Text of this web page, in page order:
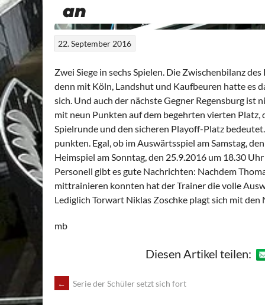
an
22. September 2016
Zwei Siege in sechs Spielen. Die Zwischenbilanz
denn mit Köln, Landshut und Kaufbeuren hatte es
sich. Und auch der nächste Gegner Regensburg
mit neun Punkten auf dem begehrten vierten
Spielrunde und den sicheren Playoff-Platz
punkten. Egal, ob im Auswärtsspiel am Samstag,
Heimspiel am Sonntag, den 25.9.2016 um 18.30 Uhr
Personell gibt es gute Nachrichten: Nachdem
mittrainieren konnten hat der Trainer die volle
Lediglich Torwart Niklas Zoschke plagt sich mit
mb
Diesen Artikel teilen:
POST
← Serie der Schüler setzt sich fort